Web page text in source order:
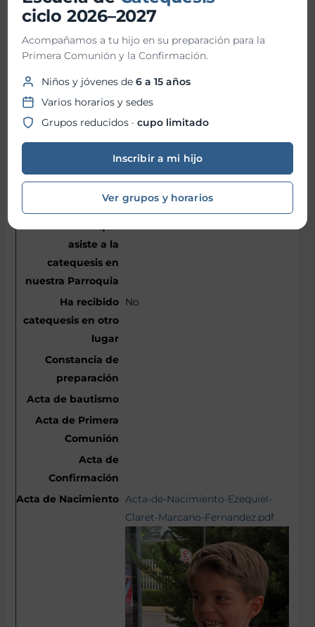
Fernández
15/08/2017
Segundo
7
Martes
No
Acta-de-Nacimiento-Ezequiel-
Claret-Marcano-Fernandez.pdf
ciclo 2026–2027
Acompañamos a tu hijo en su preparación para la
Primera Comunión y la Confirmación.
Niños y jóvenes de6 a 15 años
Varios horarios y sedes
Grupos reducidos ·cupo limitado
Inscribir a mi hijo
Ver grupos y horarios